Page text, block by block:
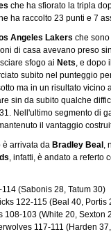
che ha sfiorato la tripla
ha raccolto 23 punti e 7
Angeles Lakers che
di casa avevano preso
sfogo ai Nets, e dopo
subito nel punteggio
ma in un risultato vicino
sin da subito qualche
Nell'ultimo segmento di
il vantaggio
è arrivata da Bradley Beal ,
, infatti, è andato a referto
(Sabonis 28, Tatum 30)
122-115 (Beal 40, Portis
103 (White 20, Sexton
117-111 (Harden